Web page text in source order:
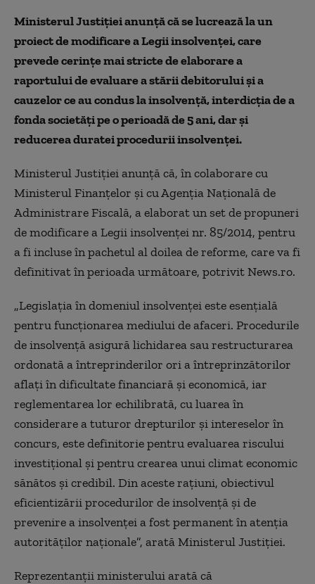
Ministerul Justiţiei anunţă că se lucrează la un
proiect de modificare a Legii insolvenţei, care
prevede cerinţe mai stricte de elaborare a
raportului de evaluare a stării debitorului şi a
cauzelor ce au condus la insolvenţă, interdicţia de a
fonda societăţi pe o perioadă de 5 ani, dar şi
reducerea duratei procedurii insolvenţei.
Ministerul Justiţiei anunţă că, în colaborare cu
Ministerul Finanţelor şi cu Agenţia Naţională de
Administrare Fiscală, a elaborat un set de propuneri
de modificare a Legii insolvenţei nr. 85/2014, pentru
a fi incluse în pachetul al doilea de reforme, care va fi
definitivat în perioada următoare, potrivit News.ro.
„Legislaţia în domeniul insolvenţei este esenţială
pentru funcţionarea mediului de afaceri. Procedurile
de insolvenţă asigură lichidarea sau restructurarea
ordonată a întreprinderilor ori a întreprinzătorilor
aflaţi în dificultate financiară şi economică, iar
reglementarea lor echilibrată, cu luarea în
considerare a tuturor drepturilor şi intereselor în
concurs, este definitorie pentru evaluarea riscului
investiţional şi pentru crearea unui climat economic
sănătos şi credibil. Din aceste raţiuni, obiectivul
eficientizării procedurilor de insolvenţă şi de
prevenire a insolvenţei a fost permanent în atenţia
autorităţilor naţionale”, arată Ministerul Justiției.
Reprezentanţii ministerului arată că